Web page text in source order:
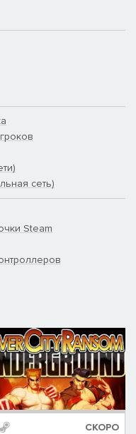
сеть)
Steam
СКОРО